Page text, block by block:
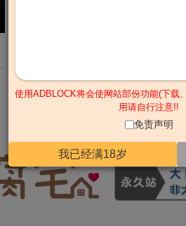
使用ADBLOCK将会使网站部份功能(下载
用请自行注意!!
免责声明
我已经满18岁
3 4